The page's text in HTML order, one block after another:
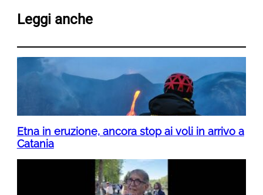
Leggi anche
Etna in eruzione, ancora stop ai voli in arrivo a
Catania